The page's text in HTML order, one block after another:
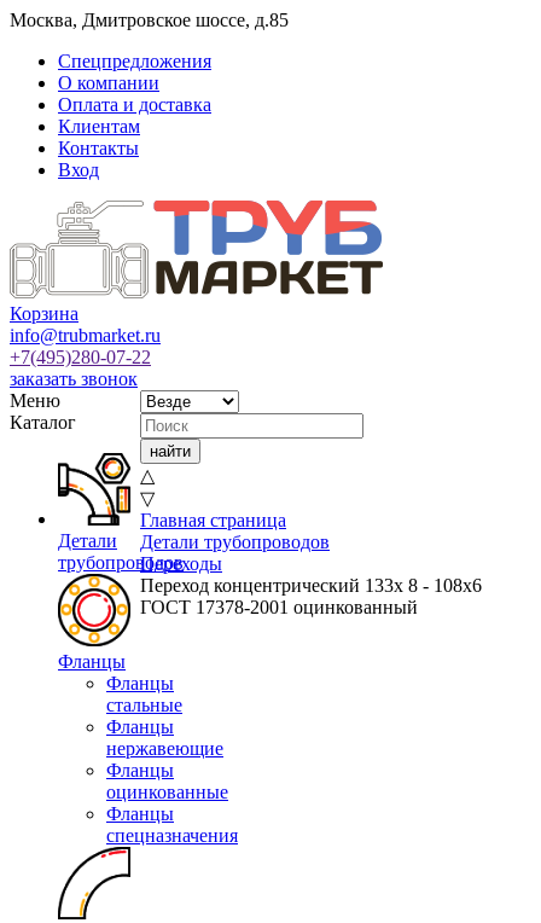
Москва, Дмитровское шоссе, д.85
Спецпредложения
О компании
Оплата и доставка
Клиентам
Контакты
Вход
Корзина
info@trubmarket.ru
+7(495)280-07-22
заказать звонок
Меню
Каталог
Детали
трубопроводов
Фланцы
Фланцы
стальные
Фланцы
нержавеющие
Фланцы
оцинкованные
Фланцы
спецназначения
△
▽
Главная страница
Детали трубопроводов
Переходы
Переход концентрический 133х 8 - 108х6
ГОСТ 17378-2001 оцинкованный